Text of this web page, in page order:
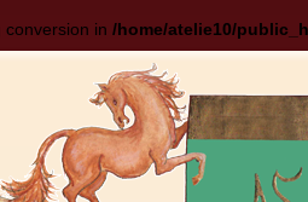
conversion in /home/atelie10/